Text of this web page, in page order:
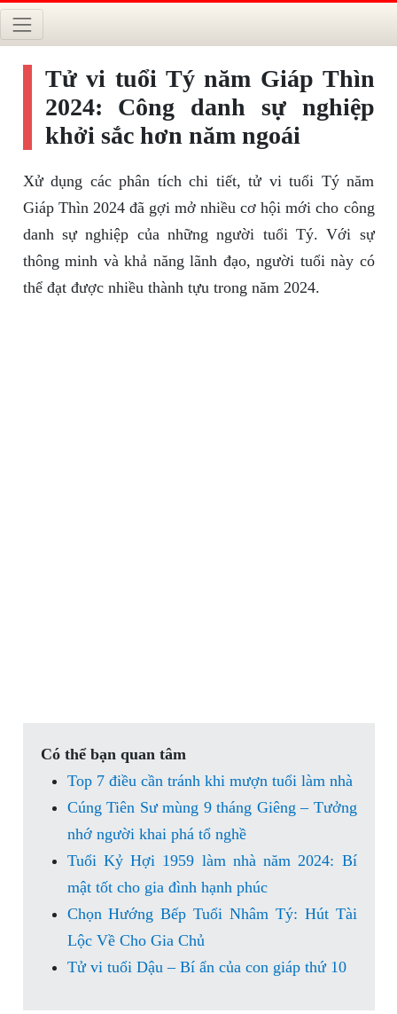
Tử vi tuổi Tý năm Giáp Thìn
2024: Công danh sự nghiệp
khởi sắc hơn năm ngoái
Xử dụng các phân tích chi tiết, tử vi tuổi Tý năm
Giáp Thìn 2024 đã gợi mở nhiều cơ hội mới cho công
danh sự nghiệp của những người tuổi Tý. Với sự
thông minh và khả năng lãnh đạo, người tuổi này có
thể đạt được nhiều thành tựu trong năm 2024.
Có thể bạn quan tâm
Top 7 điều cần tránh khi mượn tuổi làm nhà
Cúng Tiên Sư mùng 9 tháng Giêng – Tưởng
nhớ người khai phá tổ nghề
Tuổi Kỷ Hợi 1959 làm nhà năm 2024: Bí
mật tốt cho gia đình hạnh phúc
Chọn Hướng Bếp Tuổi Nhâm Tý: Hút Tài
Lộc Về Cho Gia Chủ
Tử vi tuổi Dậu – Bí ẩn của con giáp thứ 10